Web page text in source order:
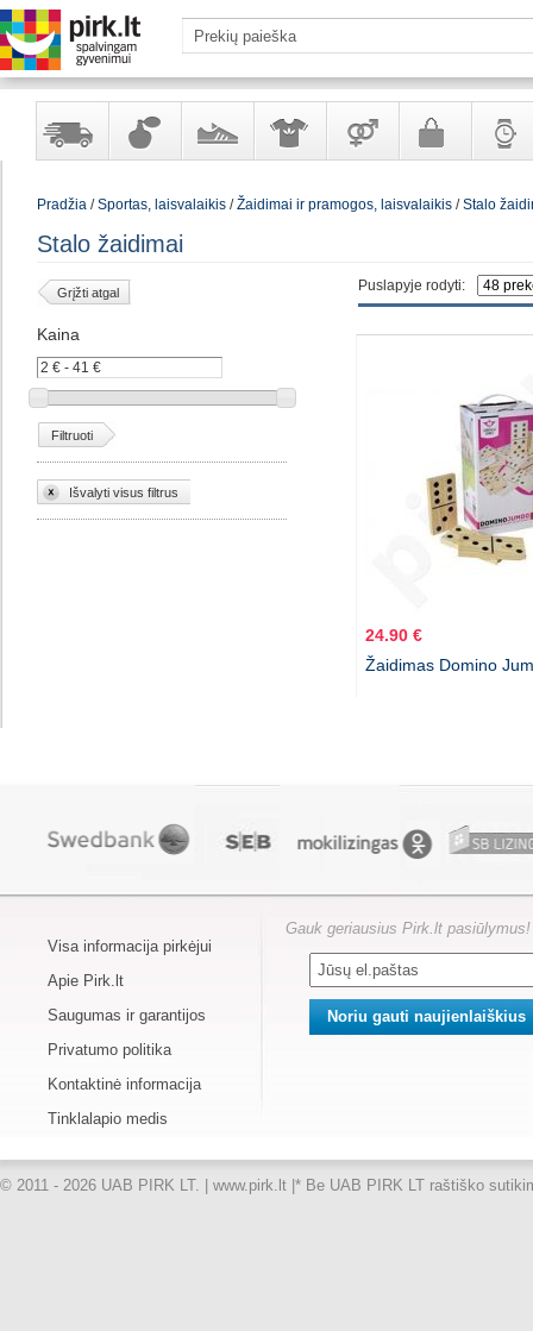
Yra
Kvepalai
kosmetika
AvalynėAprangaPrekės
Galanterija
Pradžia/Sportas, laisvalaikis/Žaidimai ir pramogos, laisvalaikis/Stalo
Stalo žaidimai
Puslapyje rodyti:
Grįžti atgal
Kaina
Filtruoti
Išvalyti visus filtrus
24.90 €
Žaidimas Domino
Visa informacija pirkėjui
Apie Pirk.lt
Saugumas ir garantijos
Privatumo politika
Kontaktinė informacija
Tinklalapio medis
Gauk geriausius Pirk.lt pasiūlymus!
© 2011 - 2026 UAB PIRK LT. | www.pirk.lt | * Be UAB PIRK LT raštiško